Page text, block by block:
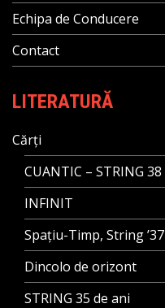
Echipa de Conducere
Contact
LITERATURĂ
Cărți
CUANTIC – STRING 38
INFINIT
Spațiu-Timp, String ’37
Dincolo de orizont
STRING 35 de ani